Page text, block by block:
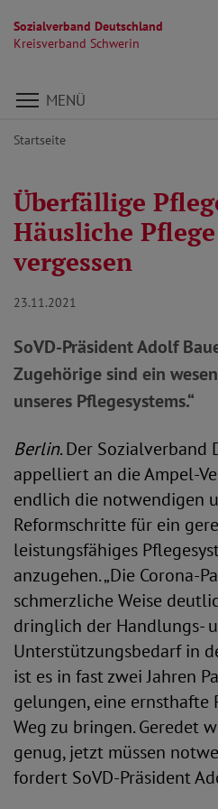
Sozialverband Deutschland
Kreisverband Schwerin
Direkt zu den Inhalten springen
MENÜ
Startseite
Überfällige
Häusliche
vergessen
23.11.2021
SoVD-Präsident Adolf
Zugehörige sind ein
unseres Pflegesystems.“
Berlin. Der Sozialverband
appelliert an die Ampel-
endlich die notwendigen
Reformschritte für ein
leistungsfähiges
anzugehen. „Die Corona-
schmerzliche Weise
dringlich der Handlungs-
Unterstützungsbedarf in
ist es in fast zwei Jahren
gelungen, eine ernsthafte
Weg zu bringen. Geredet
genug, jetzt müssen
fordert SoVD-Präsident